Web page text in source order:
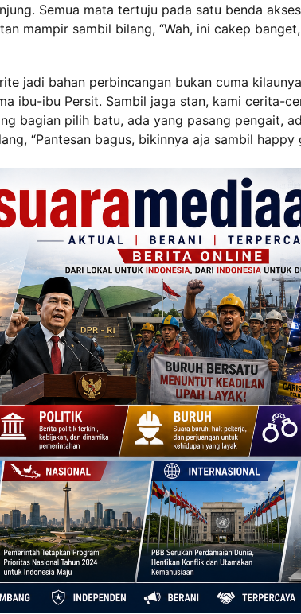
Semua mata tertuju pada satu benda
mampir sambil bilang, “Wah, ini cakep
jadi bahan perbincangan bukan cuma
ibu-ibu Persit. Sambil jaga stan, kami cerita-
bagian pilih batu, ada yang pasang pengait,
“Pantesan bagus, bikinnya aja sambil happy